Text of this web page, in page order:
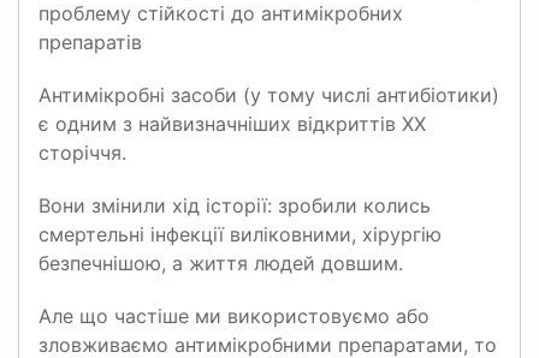
проблему стійкості до антимікробних
препаратів
Антимікробні засоби (у тому числі антибіотики)
є одним з найвизначніших відкриттів XX
сторіччя.
Вони змінили хід історії: зробили колись
смертельні інфекції виліковними, хірургію
безпечнішою, а життя людей довшим.
Але що частіше ми використовуємо або
зловживаємо антимікробними препаратами, то